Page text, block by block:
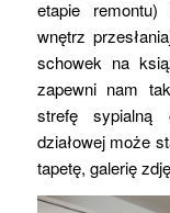
etapie remontu)
wnętrz
schowek na
zapewni nam
strefę sypialną
działowej może
tapetę, galerię